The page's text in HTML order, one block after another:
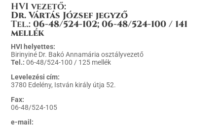
HVI vezető:
Dr. Vártás József jegyző
Tel.: 06-48/524-102; 06-48/524-100 / 141
mellék
HVI helyettes:
Birinyiné Dr. Bakó Annamária osztályvezető
Tel.: 06-48/524-100 / 125 mellék
Levelezési cím:
3780 Edelény, István király útja 52.
Fax:
06-48/524-105
e-mail: